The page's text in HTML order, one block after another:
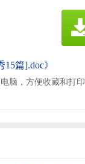
篇].doc》
脑，方便收藏和打印